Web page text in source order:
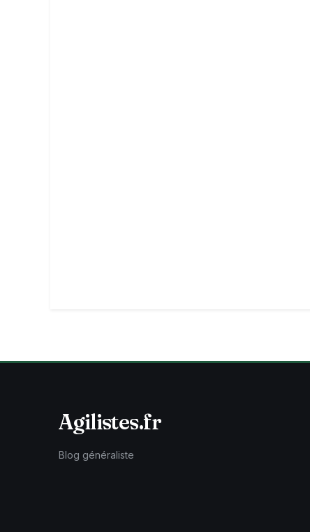
Agilistes.fr
Blog généraliste